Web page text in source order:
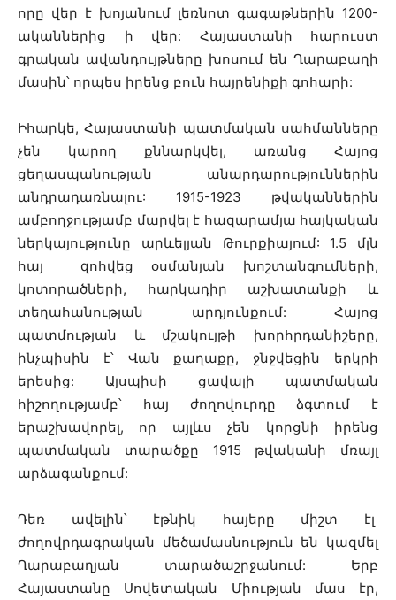
որը վեր է խոյանում լեռնոտ գագաթներին 1200-
ականներից ի վեր: Հայաստանի հարուստ
գրական ավանդույթները խոսում են Ղարաբաղի
մասին՝ որպես իրենց բուն հայրենիքի գոհարի:
Իհարկե, Հայաստանի պատմական սահմանները
չեն կարող քննարկվել, առանց Հայոց
ցեղասպանության անարդարություններին
անդրադառնալու: 1915-1923 թվականներին
ամբողջությամբ մարվել է հազարամյա հայկական
ներկայությունը արևելյան Թուրքիայում: 1.5 մլն
հայ զոհվեց օսմանյան խոշտանգումների,
կոտորածների, հարկադիր աշխատանքի և
տեղահանության արդյունքում: Հայոց
պատմության և մշակույթի խորհրդանիշերը,
ինչպիսին է՝ Վան քաղաքը, ջնջվեցին երկրի
երեսից: Այսպիսի ցավալի պատմական
հիշողությամբ՝ հայ ժողովուրդը ձգտում է
երաշխավորել, որ այլևս չեն կորցնի իրենց
պատմական տարածքը 1915 թվականի մռայլ
արձագանքում:
Դեռ ավելին՝ էթնիկ հայերը միշտ էլ
ժողովրդագրական մեծամասնություն են կազմել
Ղարաբաղյան տարածաշրջանում: Երբ
Հայաստանը Սովետական Միության մաս էր,